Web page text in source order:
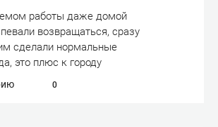
работы даже домой
возвращаться, сразу
сделали нормальные
это плюс к городу
0